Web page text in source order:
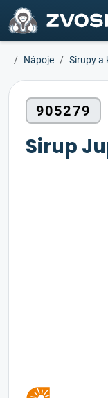
ZVOSKA
Nápoje Sirupy a
905279
Sirup